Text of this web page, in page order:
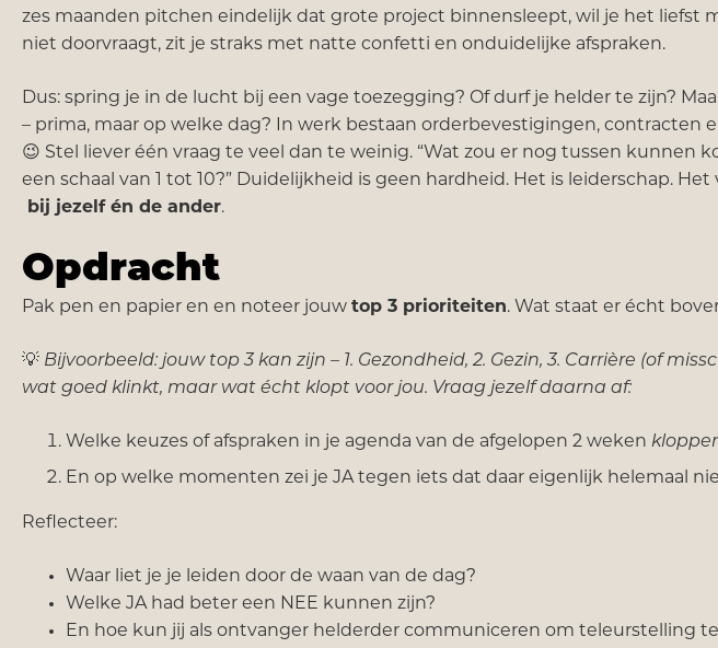
zes maanden pitchen eindelijk dat grote project binnensleept, wil je het liefst
niet doorvraagt, zit je straks met natte confetti en onduidelijke afspraken.
Dus: spring je in de lucht bij een vage toezegging? Of durf je helder te zijn?
– prima, maar op welke dag? In werk bestaan orderbevestigingen, contracten
😉 Stel liever één vraag te veel dan te weinig. “Wat zou er nog tussen kunnen
een schaal van 1 tot 10?” Duidelijkheid is geen hardheid. Het is leiderschap.
bij jezelf én de ander.
Opdracht
Pak pen en papier en en noteer jouw top 3 prioriteiten. Wat staat er écht
💡 Bijvoorbeeld: jouw top 3 kan zijn – 1. Gezondheid, 2. Gezin, 3. Carrière (of
wat goed klinkt, maar wat écht klopt voor jou. Vraag jezelf daarna af:
Welke keuzes of afspraken in je agenda van de afgelopen 2 weken
En op welke momenten zei je JA tegen iets dat daar eigenlijk helemaal
Reflecteer:
Waar liet je je leiden door de waan van de dag?
Welke JA had beter een NEE kunnen zijn?
En hoe kun jij als ontvanger helderder communiceren om teleurstelling